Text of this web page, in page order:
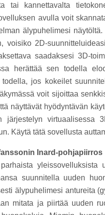
tai kannettavalta
avulla voit
älypuhelimesi
voisiko 2D-
saadaksesi 3D-
herättää sen todella
todella, jos kokeilet
voit sijoittaa
näyttävät hyödyntävän
järjestelyn virtuaalisessa
Käytä tätä sovellusta
Inard-pohjapiirros
yleissovelluksista
suunnitella uuden
älypuhelimesi antureita
mitata ja piirtää uuden